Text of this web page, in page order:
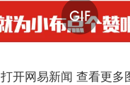
打开网易新闻 查看更多